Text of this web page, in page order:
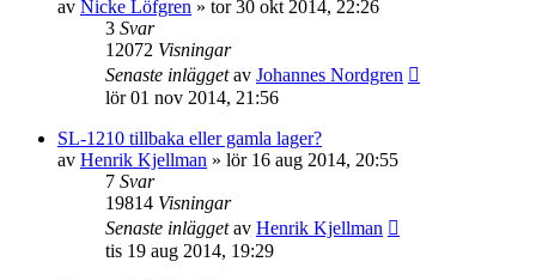
av Nicke Löfgren » tor 30 okt 2014, 22:26
3 Svar
12072 Visningar
Senaste inläggetav Johannes Nordgren
lör 01 nov 2014, 21:56
SL-1210 tillbaka eller gamla lager?
av Henrik Kjellman » lör 16 aug 2014, 20:55
7 Svar
19814 Visningar
Senaste inläggetav Henrik Kjellman
tis 19 aug 2014, 19:29